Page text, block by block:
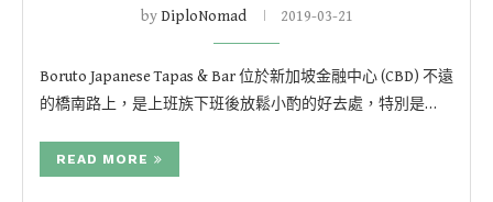
byDiploNomad 2019-03-21
Boruto Japanese Tapas & Bar 位於新加坡金融中心 (CBD) 不遠
的橋南路上，是上班族下班後放鬆小酌的好去處，特別是…
READ MORE